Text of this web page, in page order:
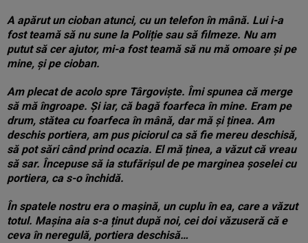
A apărut un cioban atunci, cu un telefon în mână. Lui i-a
fost teamă să nu sune la Poliție sau să filmeze. Nu am
putut să cer ajutor, mi-a fost teamă să nu mă omoare și pe
mine, și pe cioban.
Am plecat de acolo spre Târgoviște. Îmi spunea că merge
să mă îngroape. Și iar, că bagă foarfeca în mine. Eram pe
drum, stătea cu foarfeca în mână, dar mă și ținea. Am
deschis portiera, am pus piciorul ca să fie mereu deschisă,
să pot sări când prind ocazia. El mă ținea, a văzut că vreau
să sar. Începuse să ia stufărișul de pe marginea șoselei cu
portiera, ca s-o închidă.
În spatele nostru era o mașină, un cuplu în ea, care a văzut
totul. Mașina aia s-a ținut după noi, cei doi văzuseră că e
ceva în neregulă, portiera deschisă…